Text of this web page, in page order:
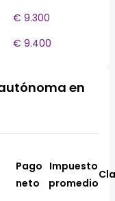
€ 9.300
€ 9.400
en
Pago
neto
Impuesto
promedio